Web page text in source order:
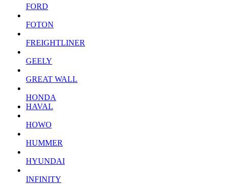
FORD
FOTON
FREIGHTLINER
GEELY
GREAT WALL
HONDA
HAVAL
HOWO
HUMMER
HYUNDAI
INFINITY